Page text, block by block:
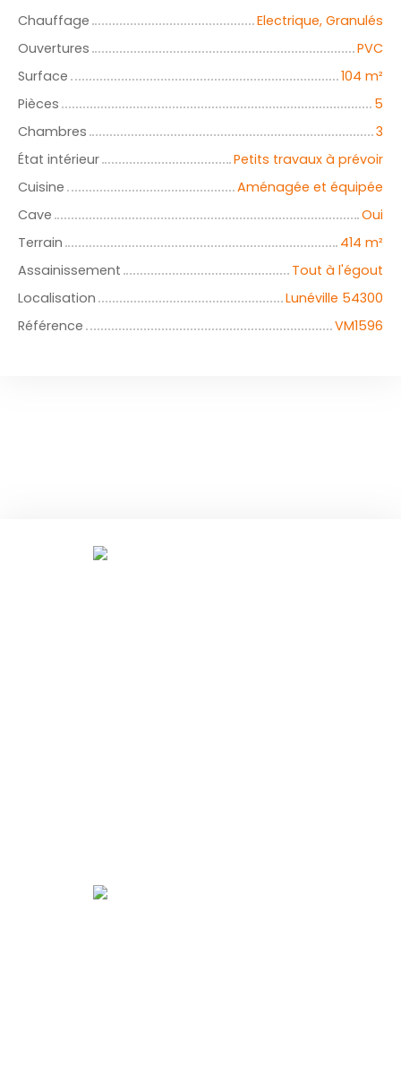
Chauffage
Electrique, Granulés
Ouvertures
PVC
Surface
104 m²
Pièces
5
Chambres
3
État intérieur
Petits travaux à prévoir
Cuisine
Aménagée et équipée
Cave
Oui
Terrain
414 m²
Assainissement
Tout à l'égout
Localisation
Lunéville 54300
Référence
VM1596